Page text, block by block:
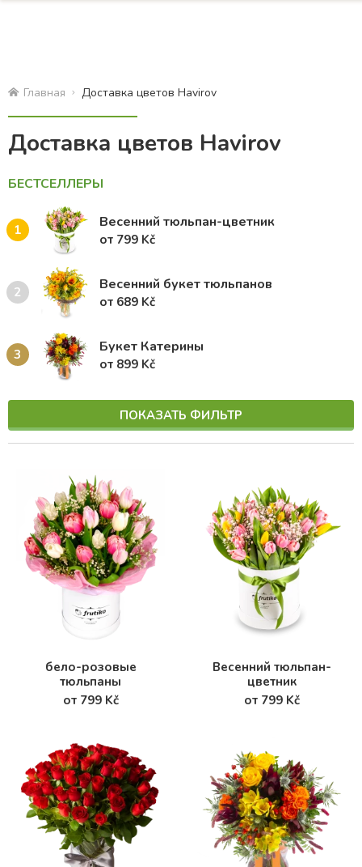
Главная Доставка цветов Havirov
Доставка цветов Havirov
БЕСТСЕЛЛЕРЫ
1 Весенний тюльпан-цветник
от 799 Kč
2 Весенний букет тюльпанов
от 689 Kč
3 Букет Катерины
от 899 Kč
ПОКАЗАТЬ ФИЛЬТР
бело-розовые
тюльпаны
от 799 Kč
Весенний тюльпан-
цветник
от 799 Kč